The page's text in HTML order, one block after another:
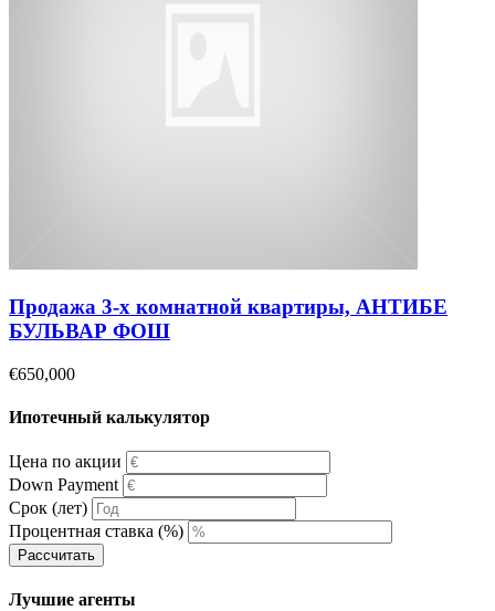
Продажа 3-х комнатной квартиры, АНТИБЕ
БУЛЬВАР ФОШ
€650,000
Ипотечный калькулятор
Цена по акции
Down Payment
Срок (лет)
Процентная ставка (%)
Рассчитать
Лучшие агенты